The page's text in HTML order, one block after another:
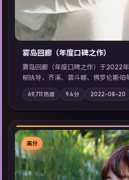
雾岛回廊（年度口碑之作）
雾岛回廊（年度口碑之作）于2022
郁执导，齐溪、裴斗娜、佛罗伦斯·
主轴，边境小镇的平静被一封匿名信
地域气质；站内亦可通过「国产免费
展检索同类型高分佳作，畅享高清在
69,711 热度 9.4分 2022-08-20
高分